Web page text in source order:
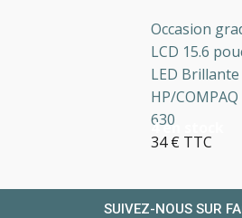
4 en stock
Occasion
LCD 15.6
LED Brillante
HP/COMPAQ
630
34 € TTC
SUIVEZ-NOUS SUR